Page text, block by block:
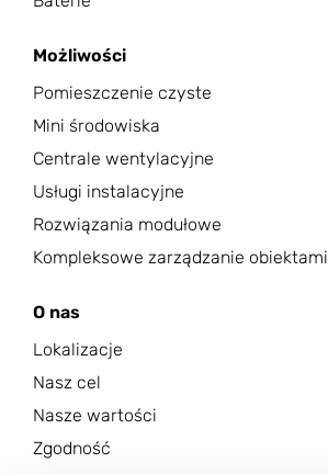
Możliwości
Pomieszczenie czyste
Mini środowiska
Centrale wentylacyjne
Usługi instalacyjne
Rozwiązania modułowe
Kompleksowe zarządzanie obiektami
O nas
Lokalizacje
Nasz cel
Nasze wartości
Zgodność